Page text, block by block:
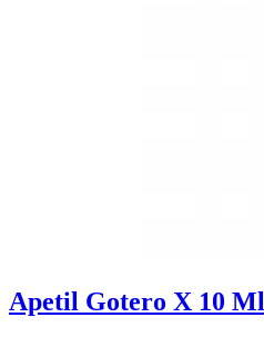
Apetil Gotero X 10 Ml